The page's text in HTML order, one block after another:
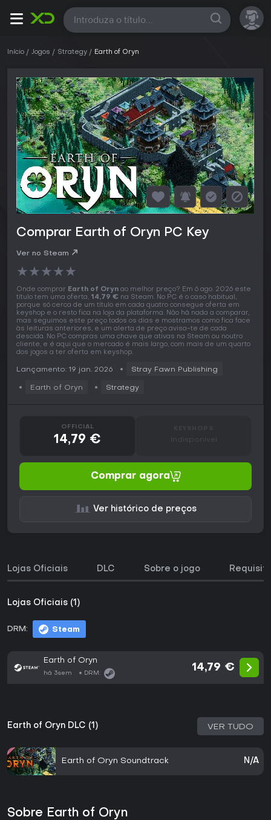
Todas
Início Jogos Strategy Earth of Oryn
Comprar Earth of Oryn PC Key
Ver no Steam
★★★★★
Onde comprar Earth of Oryn ao melhor preço? Em 6 ago. 2026 este
título tem uma oferta, 14,79 € na Steam. No PC é o caso habitual,
porque só cerca de um título em cada quatro consegue oferta em
keyshop e o resto fica na loja da plataforma. Não há nada a comparar,
mas seguimos este preço todos os dias e mostramos como fica face
às leituras anteriores, e um alerta de preço avisa-te de cada
descida. No PC compras uma chave que ativas na Steam ou noutro
cliente, e é aqui que o mercado é mais largo, com mais de um quarto
dos jogos a ter oferta em keyshop.
Lançamento: 19 jan. 2026 Stray Fawn Publishing
Earth of Oryn Strategy
OFFICIAL
14,79 € Indisponível
Comprar agora
Ver histórico de preços
Lojas Oficiais DLC Sobre o jogo
Lojas Oficiais (1)
DRM: Steam
Earth of Oryn
há 3sem DRM:
14,79 €
Earth of Oryn DLC (1) VER TUDO
Earth of Oryn Soundtrack N/A
Sobre Earth of Oryn